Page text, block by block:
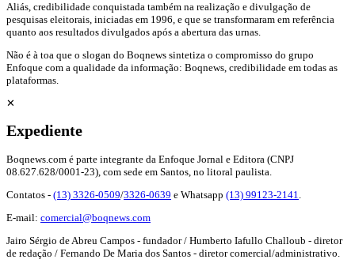
Aliás, credibilidade conquistada também na realização e divulgação de
pesquisas eleitorais, iniciadas em 1996, e que se transformaram em referência
quanto aos resultados divulgados após a abertura das urnas.
Não é à toa que o slogan do Boqnews sintetiza o compromisso do grupo
Enfoque com a qualidade da informação: Boqnews, credibilidade em todas as
plataformas.
✕
Expediente
Boqnews.com é parte integrante da Enfoque Jornal e Editora (CNPJ
08.627.628/0001-23), com sede em Santos, no litoral paulista.
Contatos - (13) 3326-0509/3326-0639 e Whatsapp (13) 99123-2141
E-mail: comercial@boqnews.com
Jairo Sérgio de Abreu Campos - fundador / Humberto Iafullo Challoub - diretor
de redação / Fernando De Maria dos Santos - diretor comercial/administrativo.